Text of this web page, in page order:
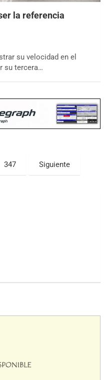
la referencia
su velocidad en el
su tercera…
347 Siguiente